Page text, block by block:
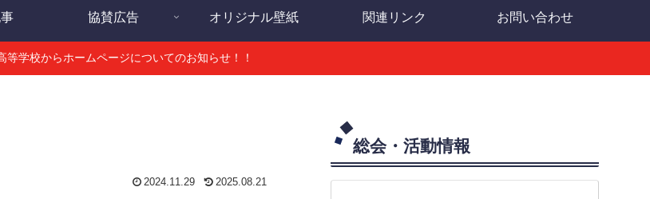
協賛広告 オリジナル壁紙 関連リンク お問い合わせ
等学校からホームページについてのお知らせ！！
2024.11.29 2025.08.21
総会・活動情報